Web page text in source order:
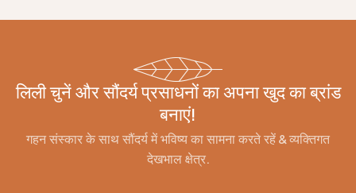
लिली चुनें और सौंदर्य प्रसाधनों का अपना खुद का ब्रांड
बनाएं!
गहन संस्कार के साथ सौंदर्य में भविष्य का सामना करते रहें & व्यक्तिगत
देखभाल क्षेत्र.